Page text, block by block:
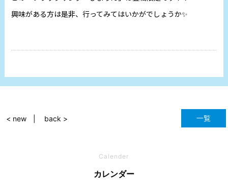
興味がある方は是非、行ってみてはいかがでしょうか✨
一覧
< new back >
Calender
カレンダー